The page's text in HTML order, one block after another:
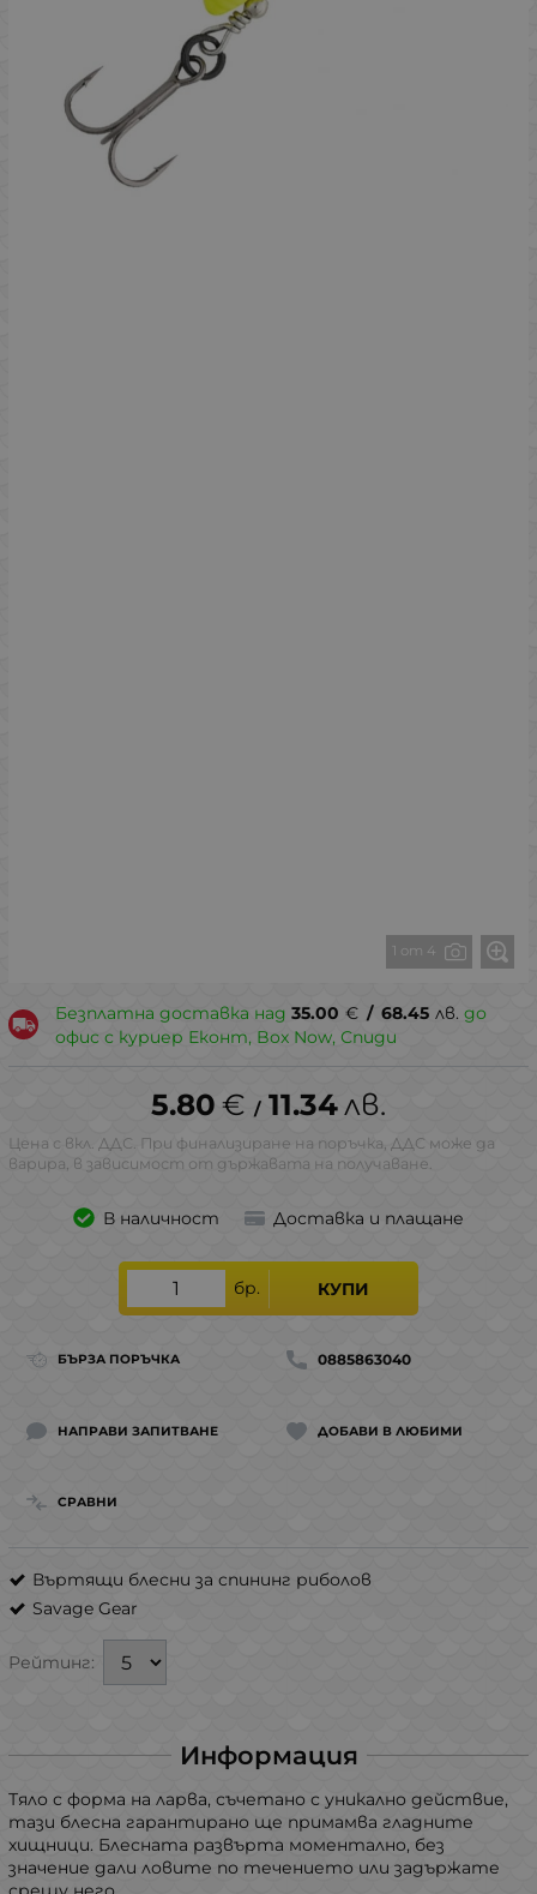
1 от 4
Безплатна доставка над 35.00 € / 68.45 лв. до
офис с куриер Еконт, Box Now, Спиди
5.80 € / 11.34лв.
Цена с вкл. ДДС. При финализиране на поръчка, ДДС може да
варира, в зависимост от държавата на получаване.
В наличност Доставка и плащане
бр. КУПИ
БЪРЗА ПОРЪЧКА 0885863040
НАПРАВИ ЗАПИТВАНЕ ДОБАВИ В ЛЮБИМИ
СРАВНИ
Въртящи блесни за спининг риболов
Savage Gear
Рейтинг:
Информация
Тяло с форма на ларва, съчетано с уникално действие,
тази блесна гарантирано ще примамва гладните
хищници. Блесната развърта моментално, без
значение дали ловите по течението или задържате